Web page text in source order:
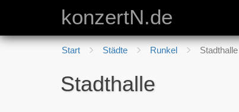
konzertN.de
Start Städte Runkel Stadthalle
Stadthalle